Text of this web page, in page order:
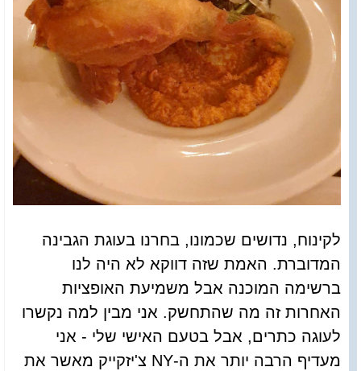
לקינוח, נדושים שכמונו, בחרנו בעוגת הגבינה
המדוברת. האמת שזה דווקא לא היה לנו
ברשימה המוכנה אבל משמיעת האופציות
האחרות זה מה שהתחשק. אני מבין למה נקשרו
לעוגה כתרים, אבל בטעם האישי שלי - אני
מעדיף הרבה יותר את ה-NY צ'יזקייק מאשר את